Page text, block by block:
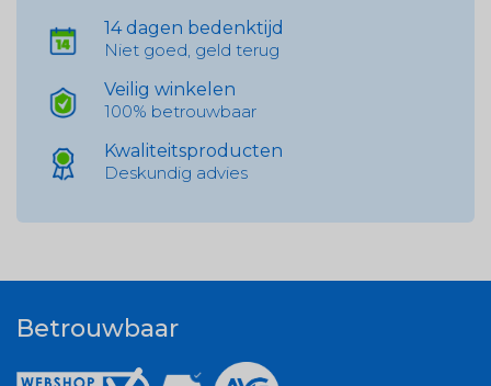
14 dagen bedenktijd
Niet goed, geld terug
Veilig winkelen
100% betrouwbaar
Kwaliteitsproducten
Deskundig advies
Betrouwbaar